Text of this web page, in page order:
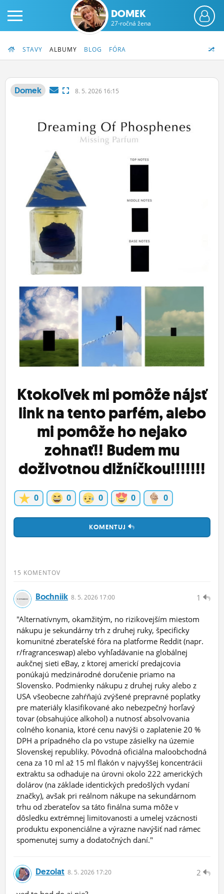
PRIHLÁS SA
ČINŽIAK
FÓRUM
STATUSY
BLOGY
OBRÁZKY
ĽUDIA
MÔJ PROFIL
NASTAVENIA
ROLETA
DOMEK
27-ročná žena
STAVY ALBUMY BLOG FÓRA
Domek 8. 5. 2026 16:15
Ktokoľvek mi pomôže nájsť
link na tento parfém, alebo
mi pomôže ho nejako
zohnať!! Budem mu
doživotnou dlžníčkou!!!!!!!
0 0 0 0 0
KOMENTUJ
15 KOMENTOV
1
Bochniik 8. 5. 2026 17:00
"Alternatívnym, okamžitým, no rizikovejším miestom
nákupu je sekundárny trh z druhej ruky, špecificky
komunitné zberateľské fóra na platforme Reddit (napr.
r/fragranceswap) alebo vyhľadávanie na globálnej
aukčnej sieti eBay, z ktorej americkí predajcovia
ponúkajú medzinárodné doručenie priamo na
Slovensko. Podmienky nákupu z druhej ruky alebo z
USA všeobecne zahŕňajú zvýšené prepravné poplatky
pre materiály klasifikované ako nebezpečný horľavý
tovar (obsahujúce alkohol) a nutnosť absolvovania
colného konania, ktoré cenu navýši o zaplatenie 20 %
DPH a prípadného cla po vstupe zásielky na územie
Slovenskej republiky. Pôvodná oficiálna maloobchodná
cena za 10 ml až 15 ml flakón v najvyššej koncentrácii
extraktu sa odhaduje na úrovni okolo 222 amerických
dolárov (na základe identických predošlých vydaní
značky), avšak pri reálnom nákupe na sekundárnom
trhu od zberateľov sa táto finálna suma môže v
dôsledku extrémnej limitovanosti a umelej vzácnosti
produktu exponenciálne a výrazne navýšiť nad rámec
spomenutej sumy a dodatočných daní."
2
Dezolat 8. 5. 2026 17:20